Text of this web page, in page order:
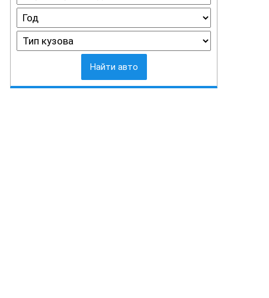
Найти авто